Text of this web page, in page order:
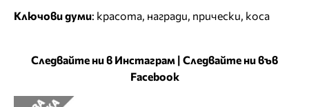
Ключови думи: красота, награди, прически, коса
Следвайте ни в Инстаграм | Следвайте ни във
Facebook